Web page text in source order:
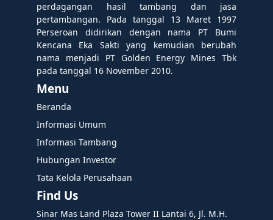
perdagangan hasil tambang dan jasa
pertambangan. Pada tanggal 13 Maret 1997
Perseroan didirikan dengan nama PT Bumi
Kencana Eka Sakti yang kemudian berubah
nama menjadi PT Golden Energy Mines Tbk
pada tanggal 16 November 2010.
Menu
Beranda
Informasi Umum
Informasi Tambang
Hubungan Investor
Tata Kelola Perusahaan
Find Us
Sinar Mas Land Plaza Tower II Lantai 6, Jl. M.H.